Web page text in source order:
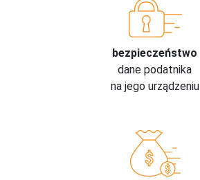
bezpieczeństwo
dane podatnika
na jego urządzeniu